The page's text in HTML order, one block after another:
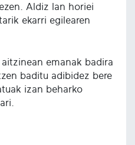
Aldiz lan horiei
ekarri egilearen
emanak badira
baditu adibidez bere
izan beharko